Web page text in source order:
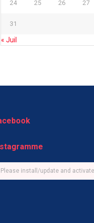
24 25 26 27
31
« Juil
Please install/update and